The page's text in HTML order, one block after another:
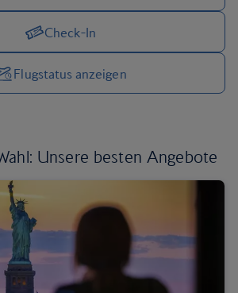
Check-In
Flugstatus anzeigen
Unsere besten Angebote